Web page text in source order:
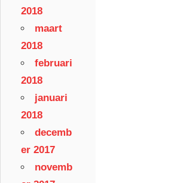
2018
maart
2018
februari
2018
januari
2018
decemb
er 2017
novemb